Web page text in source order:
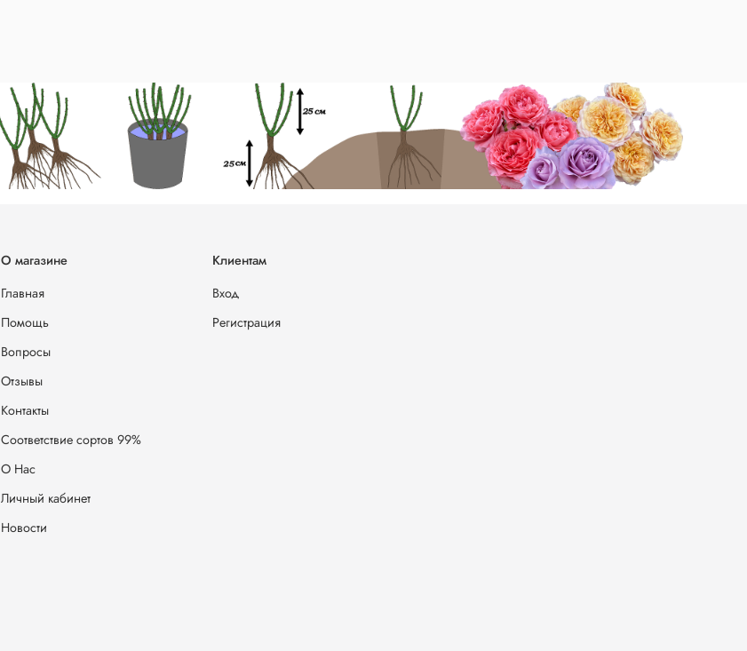
О магазине
Главная
Помощь
Вопросы
Отзывы
Контакты
Соответствие сортов 99%
О Нас
Личный кабинет
Новости
Клиентам
Вход
Регистрация